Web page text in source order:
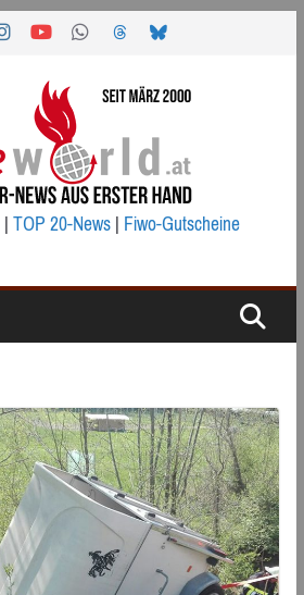
|TOP 20-News|Fiwo-Gutscheine